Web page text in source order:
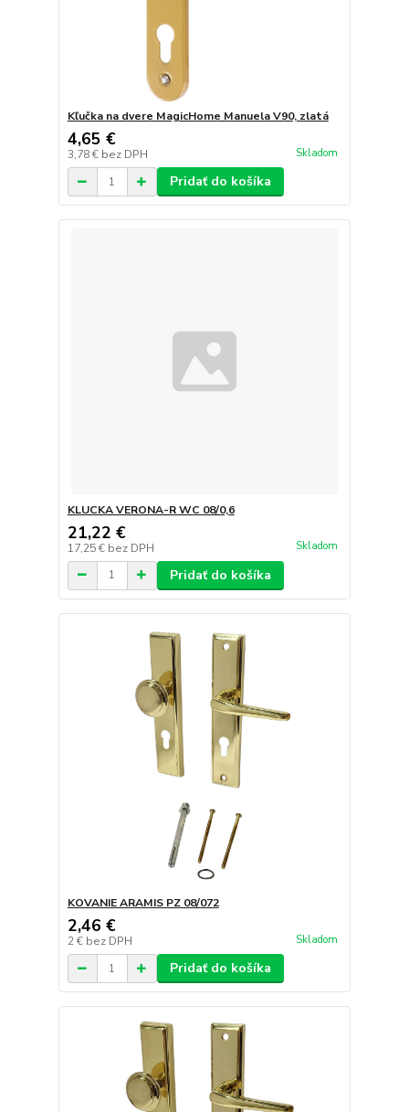
Kľučka na dvere MagicHome Manuela V90, zlatá
4,65 €
3,78 € bez DPH Skladom
Pridať do košíka
KLUCKA VERONA-R WC 08/0,6
21,22 €
17,25 € bez DPH Skladom
Pridať do košíka
KOVANIE ARAMIS PZ 08/072
2,46 €
2 € bez DPH Skladom
Pridať do košíka